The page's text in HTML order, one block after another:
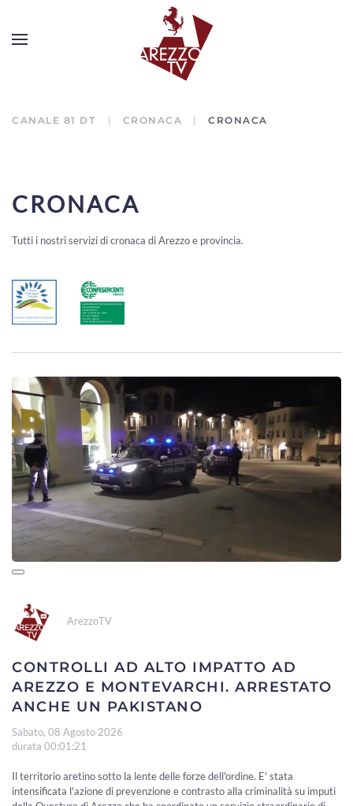
CANALE 81 DT CRONACA CRONACA
CRONACA
Tutti i nostri servizi di cronaca di Arezzo e provincia.
ArezzoTV
CONTROLLI AD ALTO IMPATTO AD
AREZZO E MONTEVARCHI. ARRESTATO
ANCHE UN PAKISTANO
Sabato, 08 Agosto 2026
durata 00:01:21
Il territorio aretino sotto la lente delle forze dell'ordine. E' stata
intensificata l'azione di prevenzione e contrasto alla criminalità su imputi